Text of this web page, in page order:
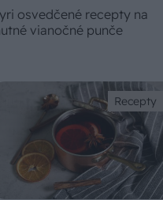
osvedčené recepty na
vianočné punče
Recepty